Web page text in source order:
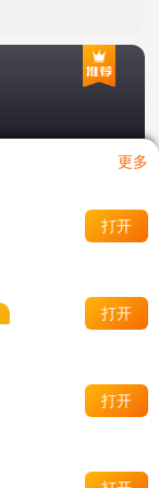
更多
打开
打开
打开